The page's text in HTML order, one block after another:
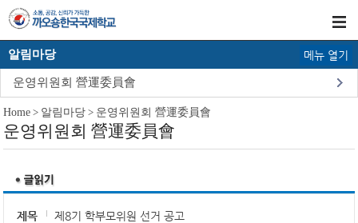
알림마당
운영위원회 營運委員會
메뉴 열기
Home > 알림마당 > 운영위원회 營運委員會
운영위원회 營運委員會
제목 제8기 학부모위원 선거 공고